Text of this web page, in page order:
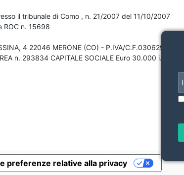
il tribunale di Como , n. 21/2007 del 11/10/2007
ROC n. 15698
4 22046 MERONE (CO) - P.IVA/C.F.03062910132
n. 293834 CAPITALE SOCIALE Euro 30.000 i.v.
preferenze relative alla privacy